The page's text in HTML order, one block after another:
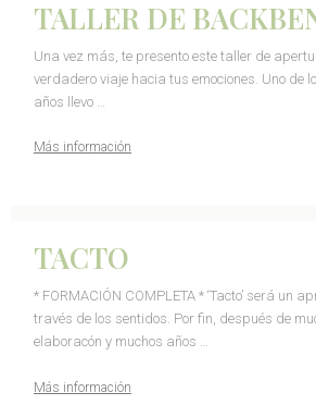
TALLER DE
Una vez más, te presento este taller de
verdadero viaje hacia tus emociones. Uno de
años llevo …
Más información
TACTO
* FORMACIÓN COMPLETA * ‘Tacto’ será un
través de los sentidos. Por fin, después de
elaboracón y muchos años …
Más información